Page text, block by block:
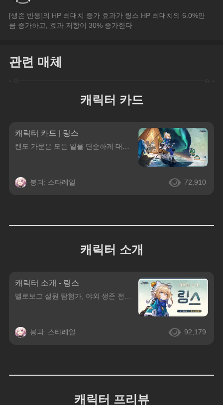
[생존 반응]의 HP 최대치 증가 효과가 링스 HP 최대치의 6.0%만
큼 증가하고, 효과 저항이 30% 증가한다
관련 매체
캐릭터 카드
캐릭터 카드 | 링스
붕괴: 스타레일 72,910
캐릭터 소개
캐릭터 소개 - 링스
붕괴: 스타레일 92,179
캐릭터 프리뷰